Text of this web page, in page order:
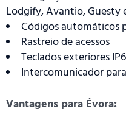
Lodgify, Avantio, Guesty
Códigos automáticos
Rastreio de acessos
Teclados exteriores
Intercomunicador
Vantagens para Évora: